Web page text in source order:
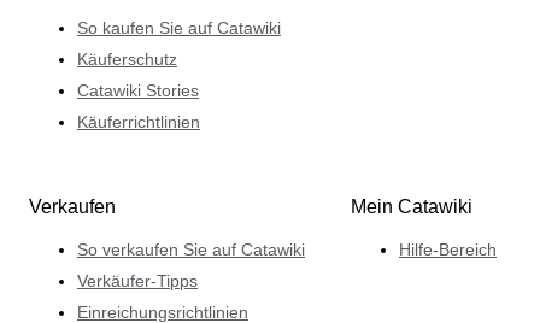
So kaufen Sie auf Catawiki
Käuferschutz
Catawiki Stories
Käuferrichtlinien
Verkaufen
So verkaufen Sie auf Catawiki
Verkäufer-Tipps
Einreichungsrichtlinien
Mein Catawiki
Hilfe-Bereich